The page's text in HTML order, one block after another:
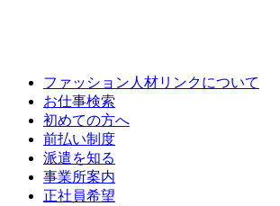
ファッション人材リンクについて
お仕事検索
初めての方へ
前払い制度
派遣を知る
事業所案内
正社員希望